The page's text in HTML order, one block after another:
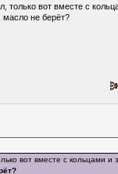
только вот вместе с
масло не берёт?
вот вместе с кольцами и